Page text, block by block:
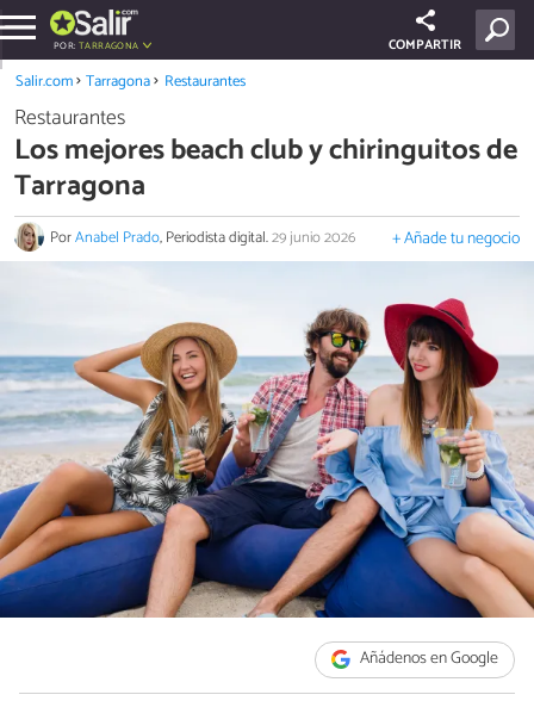
POR: TARRAGONA COMPARTIR
Salir.com Tarragona Restaurantes
Restaurantes
Los mejores beach club y chiringuitos de
Tarragona
PorAnabel Prado, Periodista digital.29 junio 2026 + Añade tu negocio
Añádenos en Google